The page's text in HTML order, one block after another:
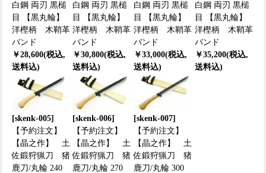
白鋼 両刃 黒槌
目 【黒丸輪】
洋樫柄 木鞘革
バンド
￥28,600(税込,
送料込)
白鋼 両刃 黒槌
目 【黒丸輪】
洋樫柄 木鞘革
バンド
￥30,800(税込,
送料込)
白鋼 両刃 黒槌
目 【黒丸輪】
洋樫柄 木鞘革
バンド
￥33,000(税込,
送料込)
白鋼 両刃 黒槌
目 【黒丸輪】
洋樫柄 木鞘革
バンド
￥35,200(税込,
送料込)
[skenk-005]
【予約注文】
【晶之作】 土
佐鍛狩猟刀 猪
鹿刀/丸輪 240
[skenk-006]
【予約注文】
【晶之作】 土
佐鍛狩猟刀 猪
鹿刀/丸輪 270
[skenk-007]
【予約注文】
【晶之作】 土
佐鍛狩猟刀 猪
鹿刀/丸輪 300